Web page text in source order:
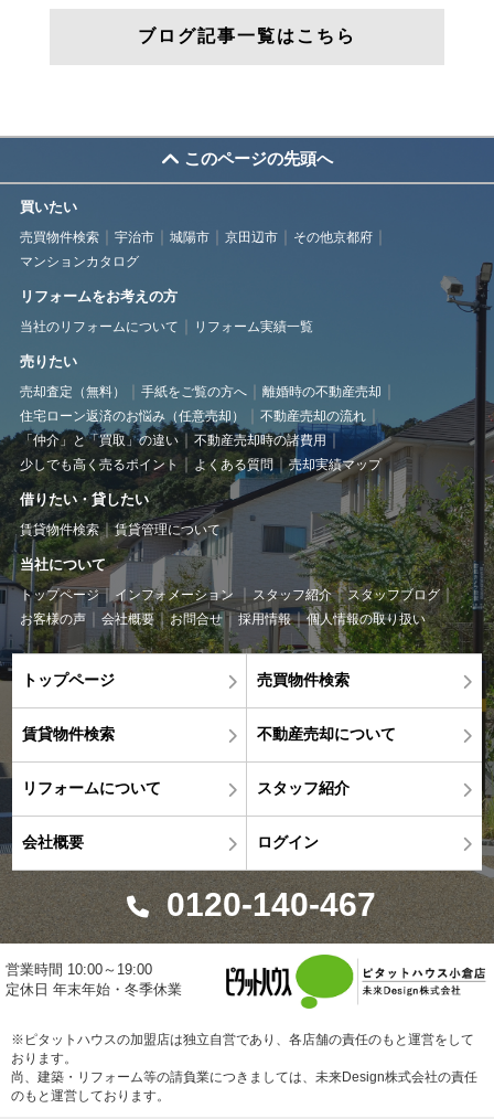
ブログ記事一覧はこちら
このページの先頭へ
買いたい
売買物件検索 宇治市 城陽市 京田辺市
その他京都府
マンションカタログ
リフォームをお考えの方
当社のリフォームについて リフォーム実績一覧
売りたい
売却査定（無料） 手紙をご覧の方へ
離婚時の不動産売却
住宅ローン返済のお悩み（任意売却）
不動産売却の流れ
「仲介」と「買取」の違い
不動産売却時の諸費用
少しでも高く売るポイント
よくある質問 売却実績マップ
借りたい・貸したい
賃貸物件検索 賃貸管理について
当社について
トップページ インフォメーション スタッフ紹介
スタッフブログ
お客様の声
会社概要 お問合せ 採用情報 個人情報の取り扱い
トップページ 売買物件検索
賃貸物件検索 不動産売却について
リフォームについて スタッフ紹介
会社概要 ログイン
0120-140-467
営業時間 10:00～19:00
定休日 年末年始・冬季休業
※ピタットハウスの加盟店は独立自営であり、各店舗の責任のもと運営をして
おります。
尚、建築・リフォーム等の請負業につきましては、未来Design株式会社の責任
のもと運営しております。